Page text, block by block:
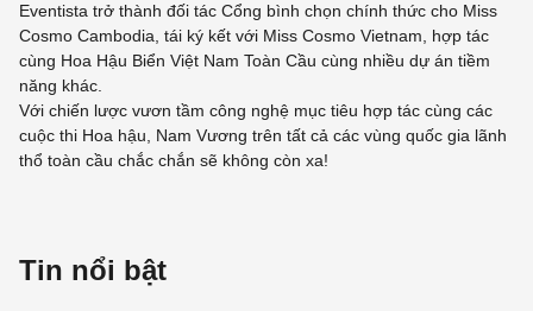
Eventista trở thành đối tác Cổng bình chọn chính thức cho Miss
Cosmo Cambodia, tái ký kết với Miss Cosmo Vietnam, hợp tác
cùng Hoa Hậu Biển Việt Nam Toàn Cầu cùng nhiều dự án tiềm
năng khác.
Với chiến lược vươn tầm công nghệ mục tiêu hợp tác cùng các
cuộc thi Hoa hậu, Nam Vương trên tất cả các vùng quốc gia lãnh
thổ toàn cầu chắc chắn sẽ không còn xa!
Tin nổi bật